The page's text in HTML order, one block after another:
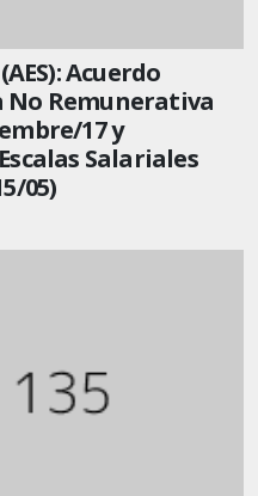
Acuerdo
No Remunerativa
17 y
Salariales
05)